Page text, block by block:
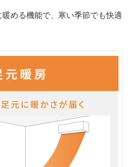
める機能で、寒い季節でも快適